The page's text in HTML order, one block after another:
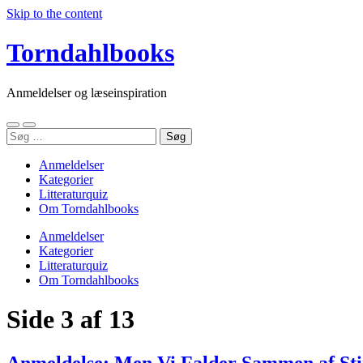
Skip to the content
Torndahlbooks
Anmeldelser og læseinspiration
Toggle
mobile
Toggle
search
Søg
efter:
Anmeldelser
Kategorier
Litteraturquiz
Om Torndahlbooks
Anmeldelser
Kategorier
Litteraturquiz
Om Torndahlbooks
Side 3 af 13